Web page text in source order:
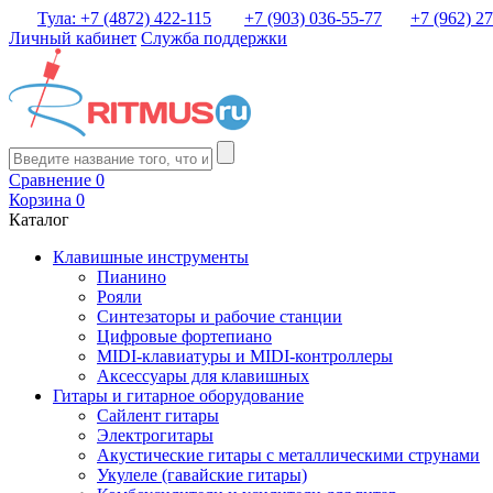
Тула: +7 (4872) 422-115 +7 (903) 036-55-77
+7 (962)
Личный кабинет Служба поддержки
Сравнение 0
Корзина 0
Каталог
Клавишные инструменты
Пианино
Рояли
Синтезаторы и рабочие станции
Цифровые фортепиано
MIDI-клавиатуры и MIDI-контроллеры
Аксессуары для клавишных
Гитары и гитарное оборудование
Сайлент гитары
Электрогитары
Акустические гитары с металлическими струнами
Укулеле (гавайские гитары)